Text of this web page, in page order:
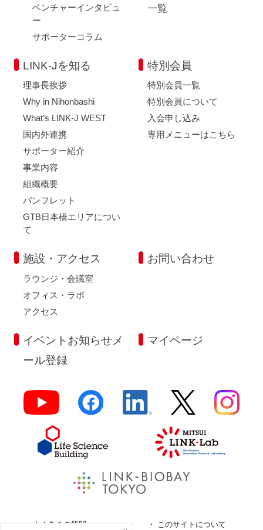
ベンチャーインタビュ
ー
サポーターコラム
一覧
LINK-Jを知る
理事長挨拶
Why in Nihonbashi
What’s LINK-J WEST
国内外連携
サポーター紹介
事業内容
組織概要
パンフレット
GTB日本橋エリアについ
て
特別会員
特別会員一覧
特別会員について
入会申し込み
専用メニューはこちら
施設・アクセス
ラウンジ・会議室
オフィス・ラボ
アクセス
お問い合わせ
イベントお知らせメ
ール登録
マイページ
よくあるご質問 このサイトについて